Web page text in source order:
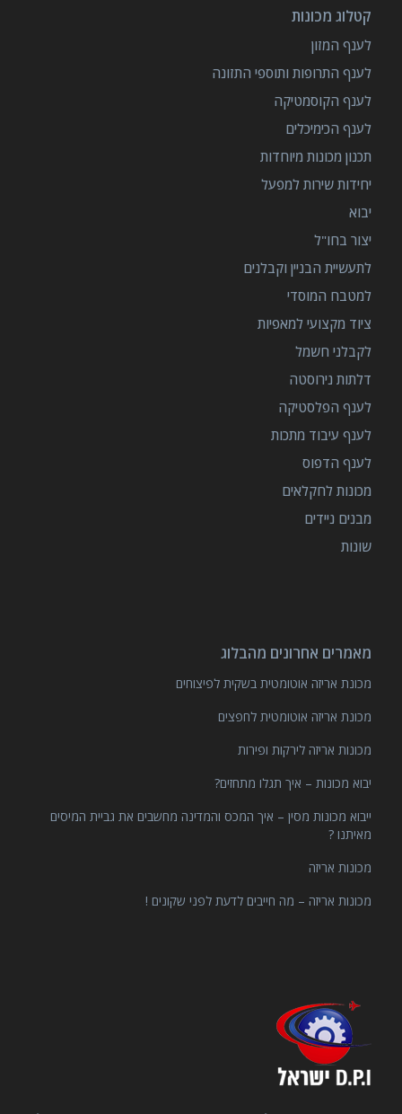
קטלוג מכונות
לענף המזון
לענף התרופות ותוספי התזונה
לענף הקוסמטיקה
לענף הכימיכלים
תכנון מכונות מיוחדות
יחידות שירות למפעל
יבוא
יצור בחו"ל
לתעשיית הבניין וקבלנים
למטבח המוסדי
ציוד מקצועי למאפיות
לקבלני חשמל
דלתות נירוסטה
לענף הפלסטיקה
לענף עיבוד מתכות
לענף הדפוס
מכונות לחקלאים
מבנים ניידים
שונות
מאמרים אחרונים מהבלוג
מכונת אריזה אוטומטית בשקית לפיצוחים
מכונת אריזה אוטומטית לחפצים
מכונות אריזה לירקות ופירות
יבוא מכונות – איך תגלו מתחזים?
ייבוא מכונות מסין – איך המכס והמדינה מחשבים את גביית המיסים
מאיתנו ?
מכונות אריזה
מכונות אריזה – מה חייבים לדעת לפני שקונים !